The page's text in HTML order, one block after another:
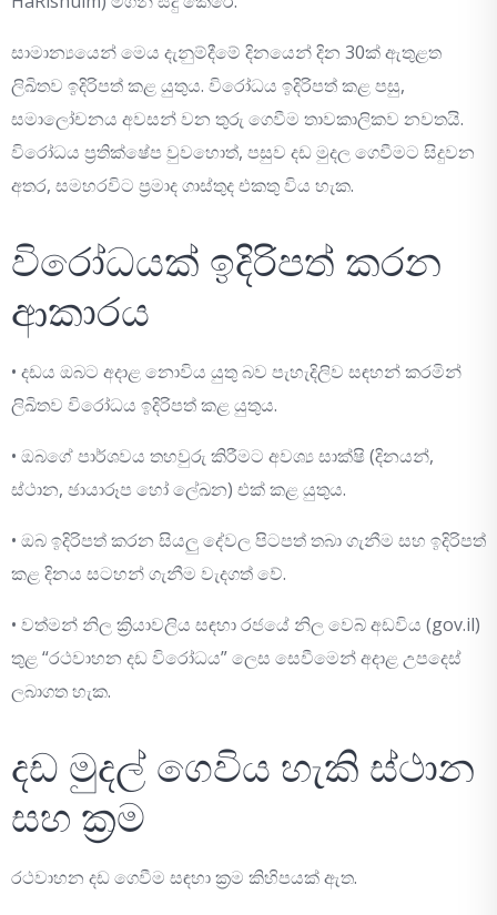
සාමාන්‍යයෙන් මෙය දැනුම්දීමේ දිනයෙන් දින 30ක් ඇතුළත
ලිඛිතව ඉදිරිපත් කළ යුතුය. විරෝධය ඉදිරිපත් කළ පසු,
සමාලෝචනය අවසන් වන තුරු ගෙවීම තාවකාලිකව නවතයි.
විරෝධය ප්‍රතික්ෂේප වුවහොත්, පසුව දඩ මුදල ගෙවීමට සිදුවන
අතර, සමහරවිට ප්‍රමාද ගාස්තුද එකතු විය හැක.
විරෝධයක් ඉදිරිපත් කරන
ආකාරය
• දඩය ඔබට අදාළ නොවිය යුතු බව පැහැදිලිව සඳහන් කරමින්
ලිඛිතව විරෝධය ඉදිරිපත් කළ යුතුය.
• ඔබගේ පාර්ශවය තහවුරු කිරීමට අවශ්‍ය සාක්ෂි (දිනයන්,
ස්ථාන, ඡායාරූප හෝ ලේඛන) එක් කළ යුතුය.
• ඔබ ඉදිරිපත් කරන සියලු දේවල පිටපත් තබා ගැනීම සහ ඉදිරිපත්
කළ දිනය සටහන් ගැනීම වැදගත් වේ.
• වත්මන් නිල ක්‍රියාවලිය සඳහා රජයේ නිල වෙබ් අඩවිය (gov.il)
තුළ “රථවාහන දඩ විරෝධය” ලෙස සෙවීමෙන් අදාළ උපදෙස්
ලබාගත හැක.
දඩ මුදල් ගෙවිය හැකි ස්ථාන
සහ ක්‍රම
රථවාහන දඩ ගෙවීම සඳහා ක්‍රම කිහිපයක් ඇත.